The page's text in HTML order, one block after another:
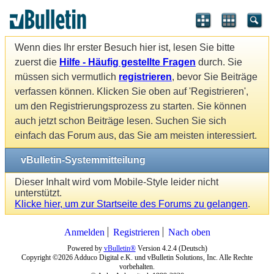
Wenn dies Ihr erster Besuch hier ist, lesen Sie bitte
zuerst die Hilfe - Häufig gestellte Fragen durch. Sie
müssen sich vermutlich registrieren, bevor Sie Beiträge
verfassen können. Klicken Sie oben auf 'Registrieren',
um den Registrierungsprozess zu starten. Sie können
auch jetzt schon Beiträge lesen. Suchen Sie sich
einfach das Forum aus, das Sie am meisten interessiert.
vBulletin-Systemmitteilung
Dieser Inhalt wird vom Mobile-Style leider nicht
unterstützt.
Klicke hier, um zur Startseite des Forums zu gelangen.
Anmelden Registrieren Nach oben
Powered by vBulletin®Version 4.2.4 (Deutsch)
Copyright ©2026 Adduco Digital e.K. und vBulletin Solutions, Inc. Alle Rechte
vorbehalten.